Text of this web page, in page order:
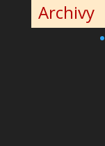
Archivy